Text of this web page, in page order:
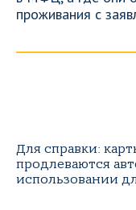
проживания с
Для справки:
продлеваются
использовании